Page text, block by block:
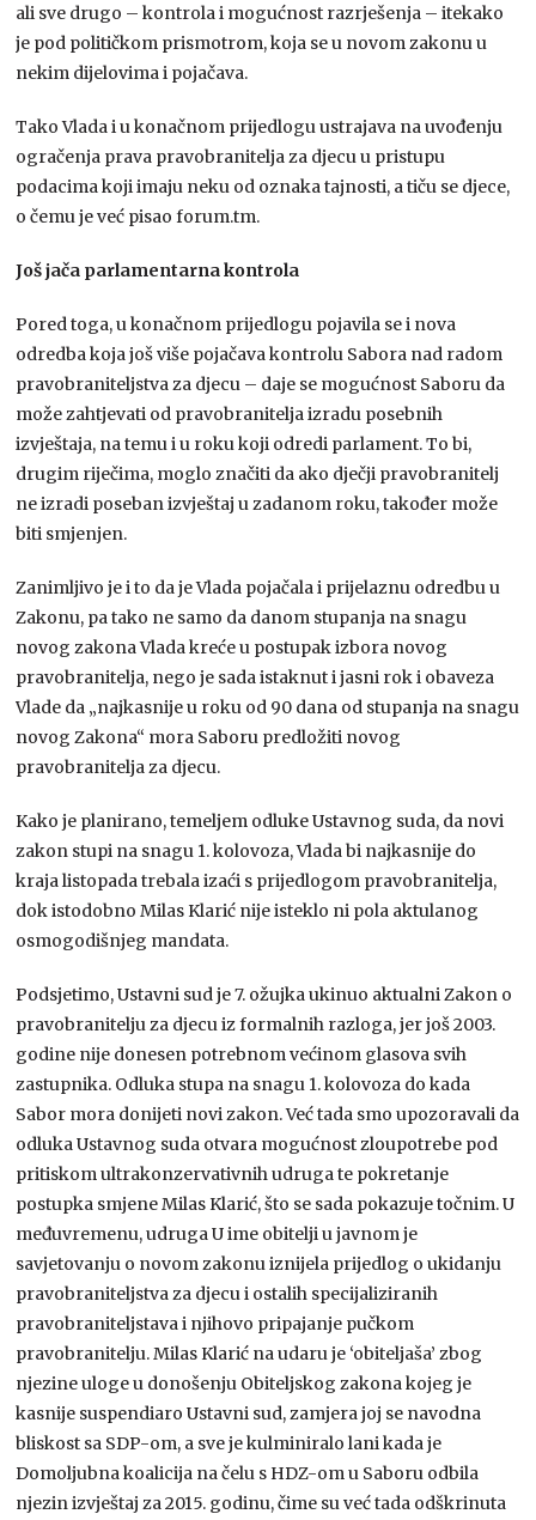
ali sve drugo – kontrola i mogućnost razrješenja – itekako
je pod političkom prismotrom, koja se u novom zakonu u
nekim dijelovima i pojačava.
Tako Vlada i u konačnom prijedlogu ustrajava na uvođenju
ogračenja prava pravobranitelja za djecu u pristupu
podacima koji imaju neku od oznaka tajnosti, a tiču se djece,
o čemu je već pisao forum.tm.
Još jača parlamentarna kontrola
Pored toga, u konačnom prijedlogu pojavila se i nova
odredba koja još više pojačava kontrolu Sabora nad radom
pravobraniteljstva za djecu – daje se mogućnost Saboru da
može zahtjevati od pravobranitelja izradu posebnih
izvještaja, na temu i u roku koji odredi parlament. To bi,
drugim riječima, moglo značiti da ako dječji pravobranitelj
ne izradi poseban izvještaj u zadanom roku, također može
biti smjenjen.
Zanimljivo je i to da je Vlada pojačala i prijelaznu odredbu u
Zakonu, pa tako ne samo da danom stupanja na snagu
novog zakona Vlada kreće u postupak izbora novog
pravobranitelja, nego je sada istaknut i jasni rok i obaveza
Vlade da „najkasnije u roku od 90 dana od stupanja na snagu
novog Zakona“ mora Saboru predložiti novog
pravobranitelja za djecu.
Kako je planirano, temeljem odluke Ustavnog suda, da novi
zakon stupi na snagu 1. kolovoza, Vlada bi najkasnije do
kraja listopada trebala izaći s prijedlogom pravobranitelja,
dok istodobno Milas Klarić nije isteklo ni pola aktulanog
osmogodišnjeg mandata.
Podsjetimo, Ustavni sud je 7. ožujka ukinuo aktualni Zakon o
pravobranitelju za djecu iz formalnih razloga, jer još 2003.
godine nije donesen potrebnom većinom glasova svih
zastupnika. Odluka stupa na snagu 1. kolovoza do kada
Sabor mora donijeti novi zakon. Već tada smo upozoravali da
odluka Ustavnog suda otvara mogućnost zloupotrebe pod
pritiskom ultrakonzervativnih udruga te pokretanje
postupka smjene Milas Klarić, što se sada pokazuje točnim. U
međuvremenu, udruga U ime obitelji u javnom je
savjetovanju o novom zakonu iznijela prijedlog o ukidanju
pravobraniteljstva za djecu i ostalih specijaliziranih
pravobraniteljstava i njihovo pripajanje pučkom
pravobranitelju. Milas Klarić na udaru je ‘obiteljaša’ zbog
njezine uloge u donošenju Obiteljskog zakona kojeg je
kasnije suspendiaro Ustavni sud, zamjera joj se navodna
bliskost sa SDP-om, a sve je kulminiralo lani kada je
Domoljubna koalicija na čelu s HDZ-om u Saboru odbila
njezin izvještaj za 2015. godinu, čime su već tada odškrinuta